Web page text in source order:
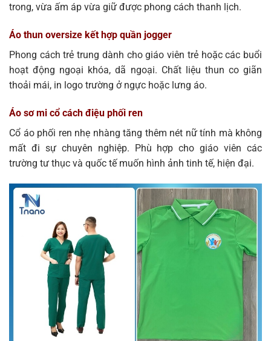
trong, vừa ấm áp vừa giữ được phong cách thanh lịch.
Áo thun oversize kết hợp quần jogger
Phong cách trẻ trung dành cho giáo viên trẻ hoặc các buổi
hoạt động ngoại khóa, dã ngoại. Chất liệu thun co giãn
thoải mái, in logo trường ở ngực hoặc lưng áo.
Áo sơ mi cổ cách điệu phối ren
Cổ áo phối ren nhẹ nhàng tăng thêm nét nữ tính mà không
mất đi sự chuyên nghiệp. Phù hợp cho giáo viên các
trường tư thục và quốc tế muốn hình ảnh tinh tế, hiện đại.